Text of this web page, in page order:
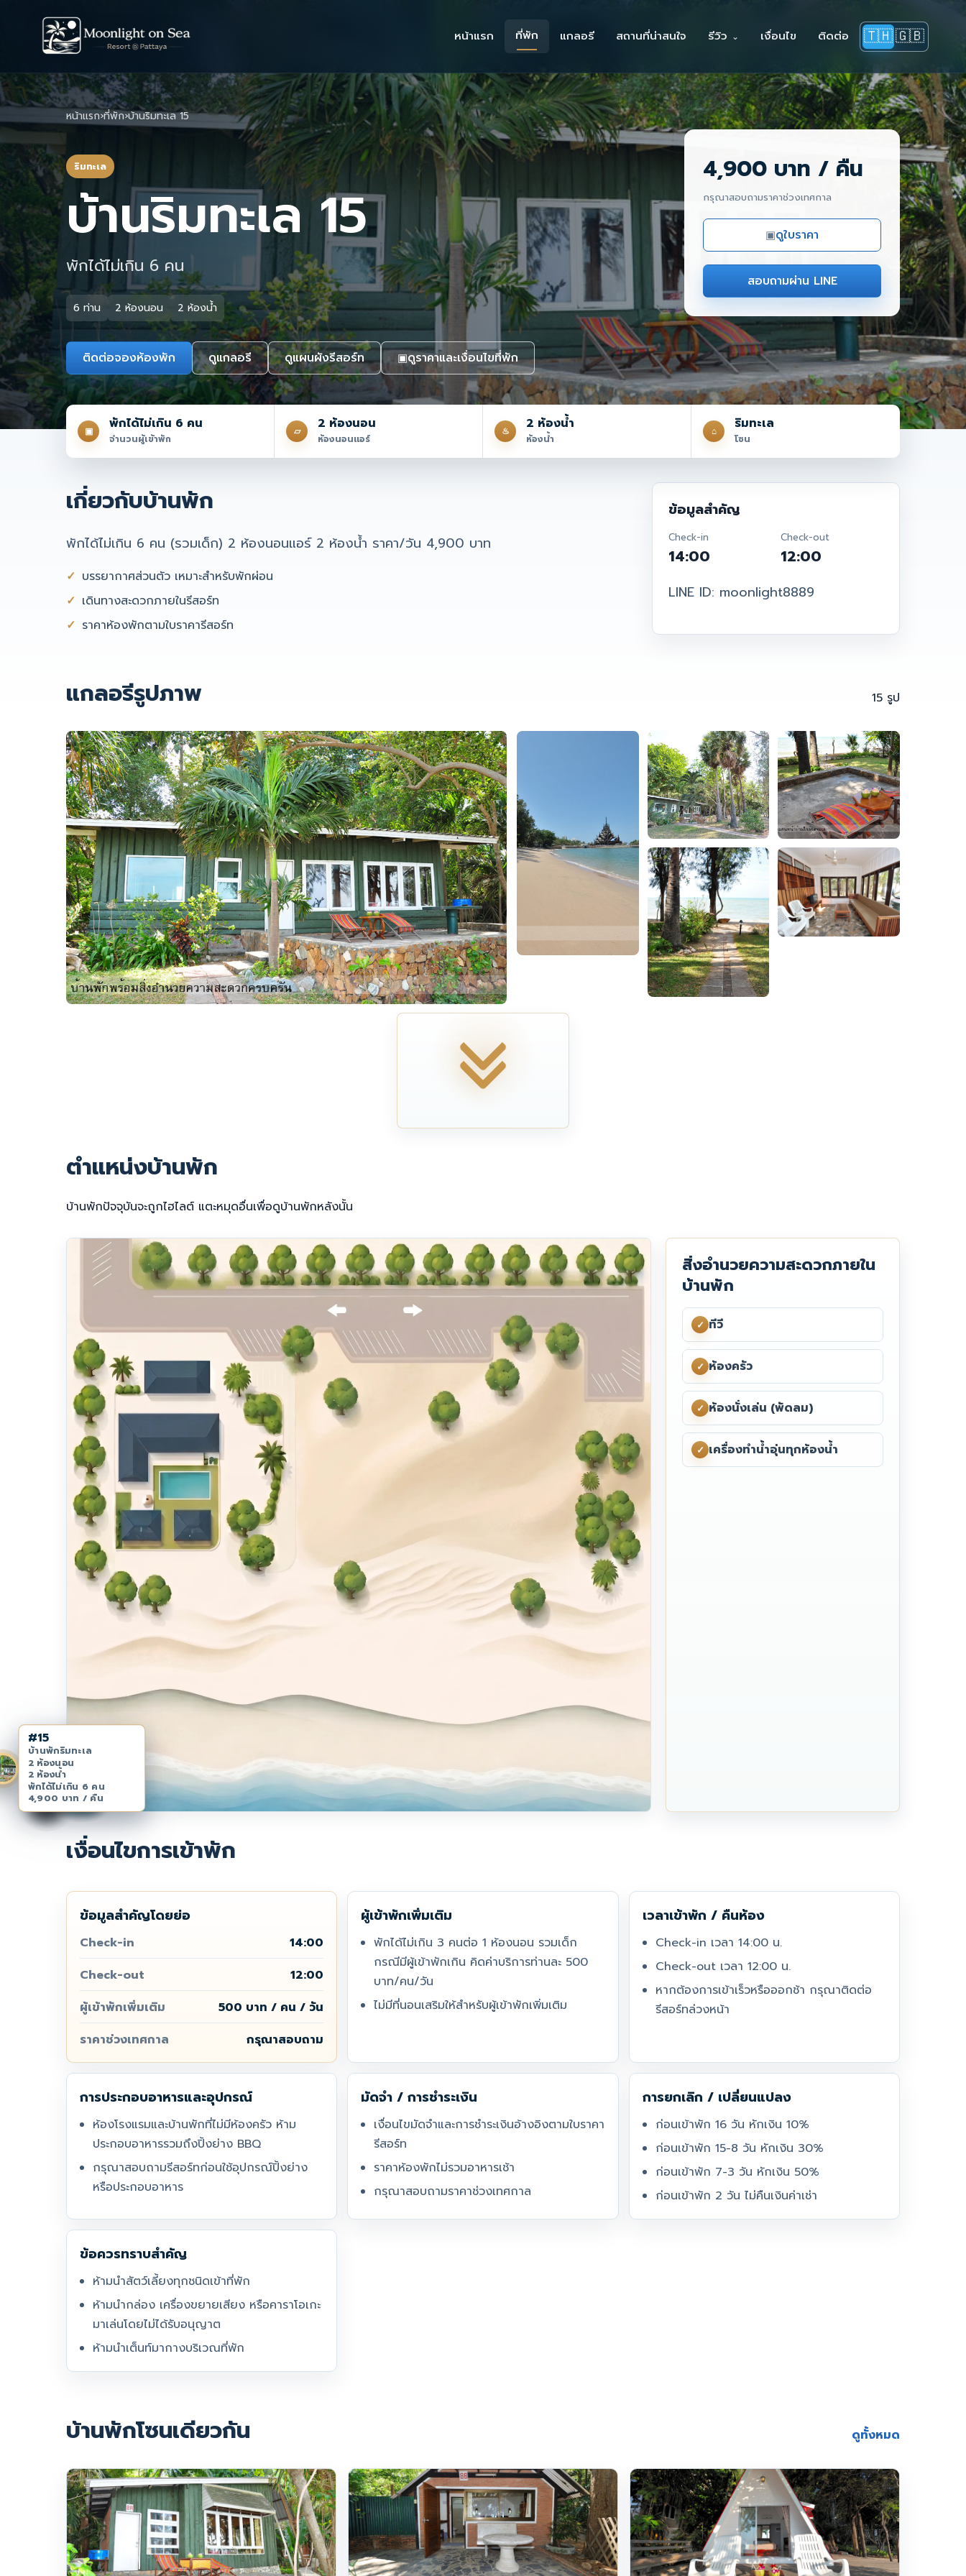
หน้าแรก ที่พัก แกลอรี สถานที่น่าสนใจ รีวิว เงื่อนไข ติดต่อ 🇹🇭🇬🇧
หน้าแรก›ที่พัก›บ้านริมทะเล 15
ริมทะเล
บ้านริมทะเล 15
พักได้ไม่เกิน 6 คน
6 ท่าน 2 ห้องนอน 2 ห้องน้ำ
ติดต่อจองห้องพัก ดูแกลอรี ดูแผนผังรีสอร์ท ▣ดูราคาและเงื่อนไขที่พัก
4,900 บาท / คืน
กรุณาสอบถามราคาช่วงเทศกาล
▣ดูใบราคา
สอบถามผ่าน LINE
▣ พักได้ไม่เกิน 6 คน
จำนวนผู้เข้าพัก
▱ 2 ห้องนอน
ห้องนอนแอร์
♨ 2 ห้องน้ำ
ห้องน้ำ
⌂ ริมทะเล
โซน
เกี่ยวกับบ้านพัก
พักได้ไม่เกิน 6 คน (รวมเด็ก) 2 ห้องนอนแอร์ 2 ห้องน้ำ ราคา/วัน 4,900 บาท
บรรยากาศส่วนตัว เหมาะสำหรับพักผ่อน
เดินทางสะดวกภายในรีสอร์ท
ราคาห้องพักตามใบราคารีสอร์ท
ข้อมูลสำคัญ
Check-in
14:00
Check-out
12:00
LINE ID: moonlight8889
แกลอรีรูปภาพ 15 รูป
ตำแหน่งบ้านพัก
บ้านพักปัจจุบันจะถูกไฮไลต์ แตะหมุดอื่นเพื่อดูบ้านพักหลังนั้น
#17
#3
#8A
#8B
#8C
#9
#10
#11
#12
#14
#15
บ้านพักริมทะเล
2 ห้องนอน
2 ห้องน้ำ
พักได้ไม่เกิน 6 คน
4,900 บาท / คืน
#16
#18
#19
#Hotel
สิ่งอำนวยความสะดวกภายใน
บ้านพัก
✓ ทีวี
✓ ห้องครัว
✓ ห้องนั่งเล่น (พัดลม)
✓ เครื่องทำน้ำอุ่นทุกห้องน้ำ
เงื่อนไขการเข้าพัก
ข้อมูลสำคัญโดยย่อ
Check-in
14:00
Check-out
12:00
ผู้เข้าพักเพิ่มเติม
500 บาท / คน / วัน
ราคาช่วงเทศกาล
กรุณาสอบถาม
ผู้เข้าพักเพิ่มเติม
พักได้ไม่เกิน 3 คนต่อ 1 ห้องนอน รวมเด็ก
กรณีมีผู้เข้าพักเกิน คิดค่าบริการท่านละ 500
บาท/คน/วัน
ไม่มีที่นอนเสริมให้สำหรับผู้เข้าพักเพิ่มเติม
เวลาเข้าพัก / คืนห้อง
Check-in เวลา 14:00 น.
Check-out เวลา 12:00 น.
หากต้องการเข้าเร็วหรือออกช้า กรุณาติดต่อ
รีสอร์ทล่วงหน้า
การประกอบอาหารและอุปกรณ์
ห้องโรงแรมและบ้านพักที่ไม่มีห้องครัว ห้าม
ประกอบอาหารรวมถึงปิ้งย่าง BBQ
กรุณาสอบถามรีสอร์ทก่อนใช้อุปกรณ์ปิ้งย่าง
หรือประกอบอาหาร
มัดจำ / การชำระเงิน
เงื่อนไขมัดจำและการชำระเงินอ้างอิงตามใบราคา
รีสอร์ท
ราคาห้องพักไม่รวมอาหารเช้า
กรุณาสอบถามราคาช่วงเทศกาล
การยกเลิก / เปลี่ยนแปลง
ก่อนเข้าพัก 16 วัน หักเงิน 10%
ก่อนเข้าพัก 15-8 วัน หักเงิน 30%
ก่อนเข้าพัก 7-3 วัน หักเงิน 50%
ก่อนเข้าพัก 2 วัน ไม่คืนเงินค่าเช่า
ข้อควรทราบสำคัญ
ห้ามนำสัตว์เลี้ยงทุกชนิดเข้าที่พัก
ห้ามนำกล่อง เครื่องขยายเสียง หรือคาราโอเกะ
มาเล่นโดยไม่ได้รับอนุญาต
ห้ามนำเต็นท์มากางบริเวณที่พัก
บ้านพักโซนเดียวกัน ดูทั้งหมด